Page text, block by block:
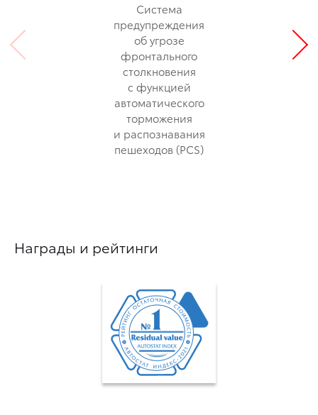
Система
предупреждения
об угрозе
фронтального
столкновения
с функцией
автоматического
торможения
и распознавания
пешеходов (PCS)
Награды и рейтинги